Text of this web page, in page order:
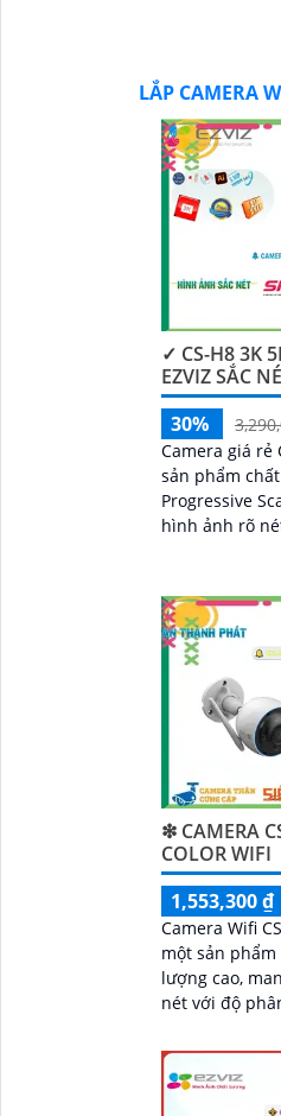
LẮP CAMERA
✓ CS-H8 3K
EZVIZ SẮC
30%
Camera giá rẻ
sản phẩm
Progressive
hình ảnh rõ nét. Đặc biệt,
công nghệ
❇ CAMERA
COLOR WIFI
1,553,300 ₫
Camera Wifi
một sản
lượng cao,
nét với độ phân
dùng có thể
qua điện